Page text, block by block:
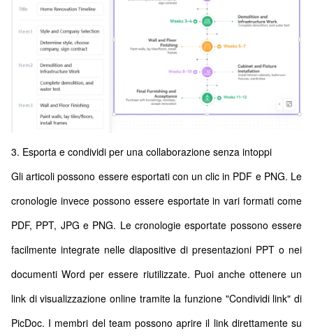
3. Esporta e condividi per una collaborazione senza intoppi
Gli articoli possono essere esportati con un clic in PDF e PNG. Le
cronologie invece possono essere esportate in vari formati come
PDF, PPT, JPG e PNG. Le cronologie esportate possono essere
facilmente integrate nelle diapositive di presentazioni PPT o nei
documenti Word per essere riutilizzate. Puoi anche ottenere un
link di visualizzazione online tramite la funzione "Condividi link" di
PicDoc. I membri del team possono aprire il link direttamente su